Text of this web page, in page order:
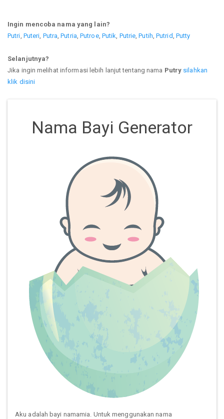
Ingin mencoba nama yang lain?
Putri Puteri Putra ,Putria ,Putroe, Putik Putrie ,Putih ,Putrid Putty
Selanjutnya?
Jika ingin melihat informasi lebih lanjut tentang nama Putry silahkan
klik disini
Nama Bayi Generator
Aku adalah bayi namamia. Untuk menggunakan nama